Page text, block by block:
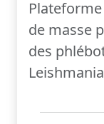
de masse
des